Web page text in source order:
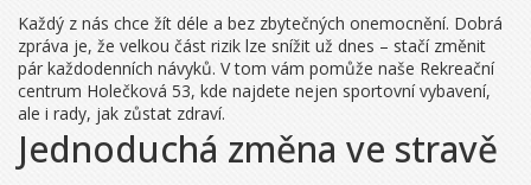
Každý z nás chce žít déle a bez zbytečných onemocnění. Dobrá
zpráva je, že velkou část rizik lze snížit už dnes – stačí změnit
pár každodenních návyků. V tom vám pomůže naše Rekreační
centrum Holečková 53, kde najdete nejen sportovní vybavení,
ale i rady, jak zůstat zdraví.
Jednoduchá změna ve stravě